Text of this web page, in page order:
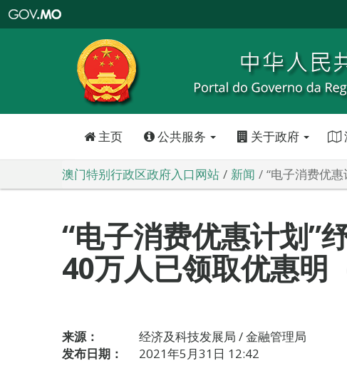
特
政
区
政
口
主页 公共服务 关于政府
澳门特别行政区政府入口网站 新闻 “电子消费优
“电子消费优惠计划”
40万人已领取优惠明
来源：
经济及科技发展局 / 金融管理局
发布日期：
2021年5月31日 12:42